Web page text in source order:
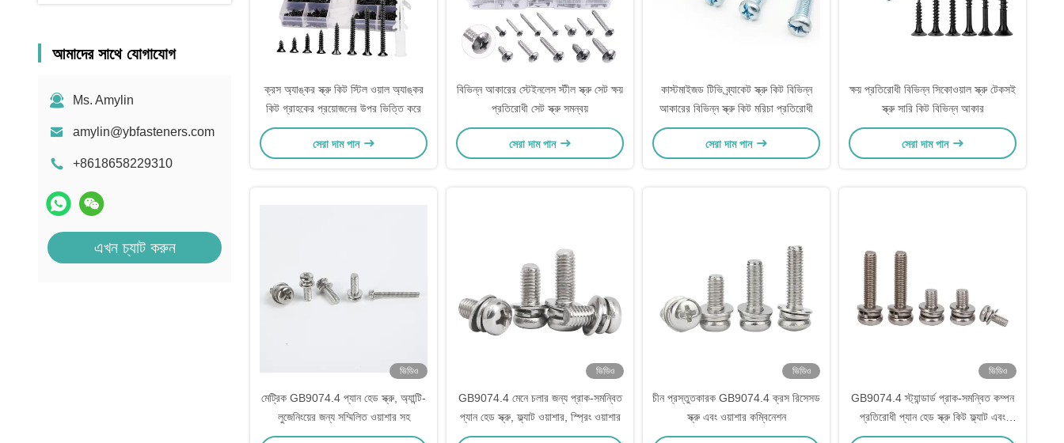
আমাদের সাথে যোগাযোগ
Ms. Amylin
amylin@ybfasteners.com
+8618658229310
এখন চ্যাট করুন
ক্রস অ্যাঙ্কর স্ক্রু কিট স্টিল ওয়াল অ্যাঙ্কর
কিট গ্রাহকের প্রয়োজনের উপর ভিত্তি করে
সেরা দাম পান
বিভিন্ন আকারের স্টেইনলেস স্টীল স্ক্রু সেট ক্ষয়
প্রতিরোধী সেট স্ক্রু সমন্বয়
সেরা দাম পান
কাস্টমাইজড টিভি ব্র্যাকেট স্ক্রু কিট বিভিন্ন
আকারের বিভিন্ন স্ক্রু কিট মরিচা প্রতিরোধী
সেরা দাম পান
ক্ষয় প্রতিরোধী বিভিন্ন সিকোওয়াল স্ক্রু টেকসই
স্ক্রু সারি কিট বিভিন্ন আকার
সেরা দাম পান
ভিডিও
মেট্রিক GB9074.4 প্যান হেড স্ক্রু, অ্যান্টি-
লুজেনিংয়ের জন্য সম্মিলিত ওয়াশার সহ
ভিডিও
GB9074.4 মেনে চলার জন্য প্রাক-সমন্বিত
প্যান হেড স্ক্রু, ফ্ল্যাট ওয়াশার, স্প্রিং ওয়াশার
ভিডিও
চীন প্রস্তুতকারক GB9074.4 ক্রস রিসেসড
স্ক্রু এবং ওয়াশার কম্বিনেশন
ভিডিও
GB9074.4 স্ট্যান্ডার্ড প্রাক-সমন্বিত কম্পন
প্রতিরোধী প্যান হেড স্ক্রু কিট ফ্ল্যাট এবং
স্প্রিং ওয়াশার সহ